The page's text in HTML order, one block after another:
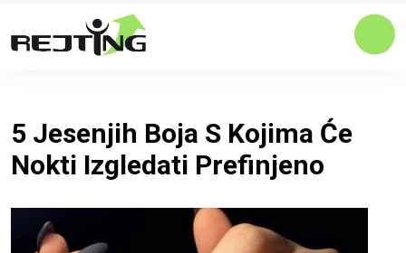
5 Jesenjih Boja S Kojima Će
Nokti Izgledati Prefinjeno